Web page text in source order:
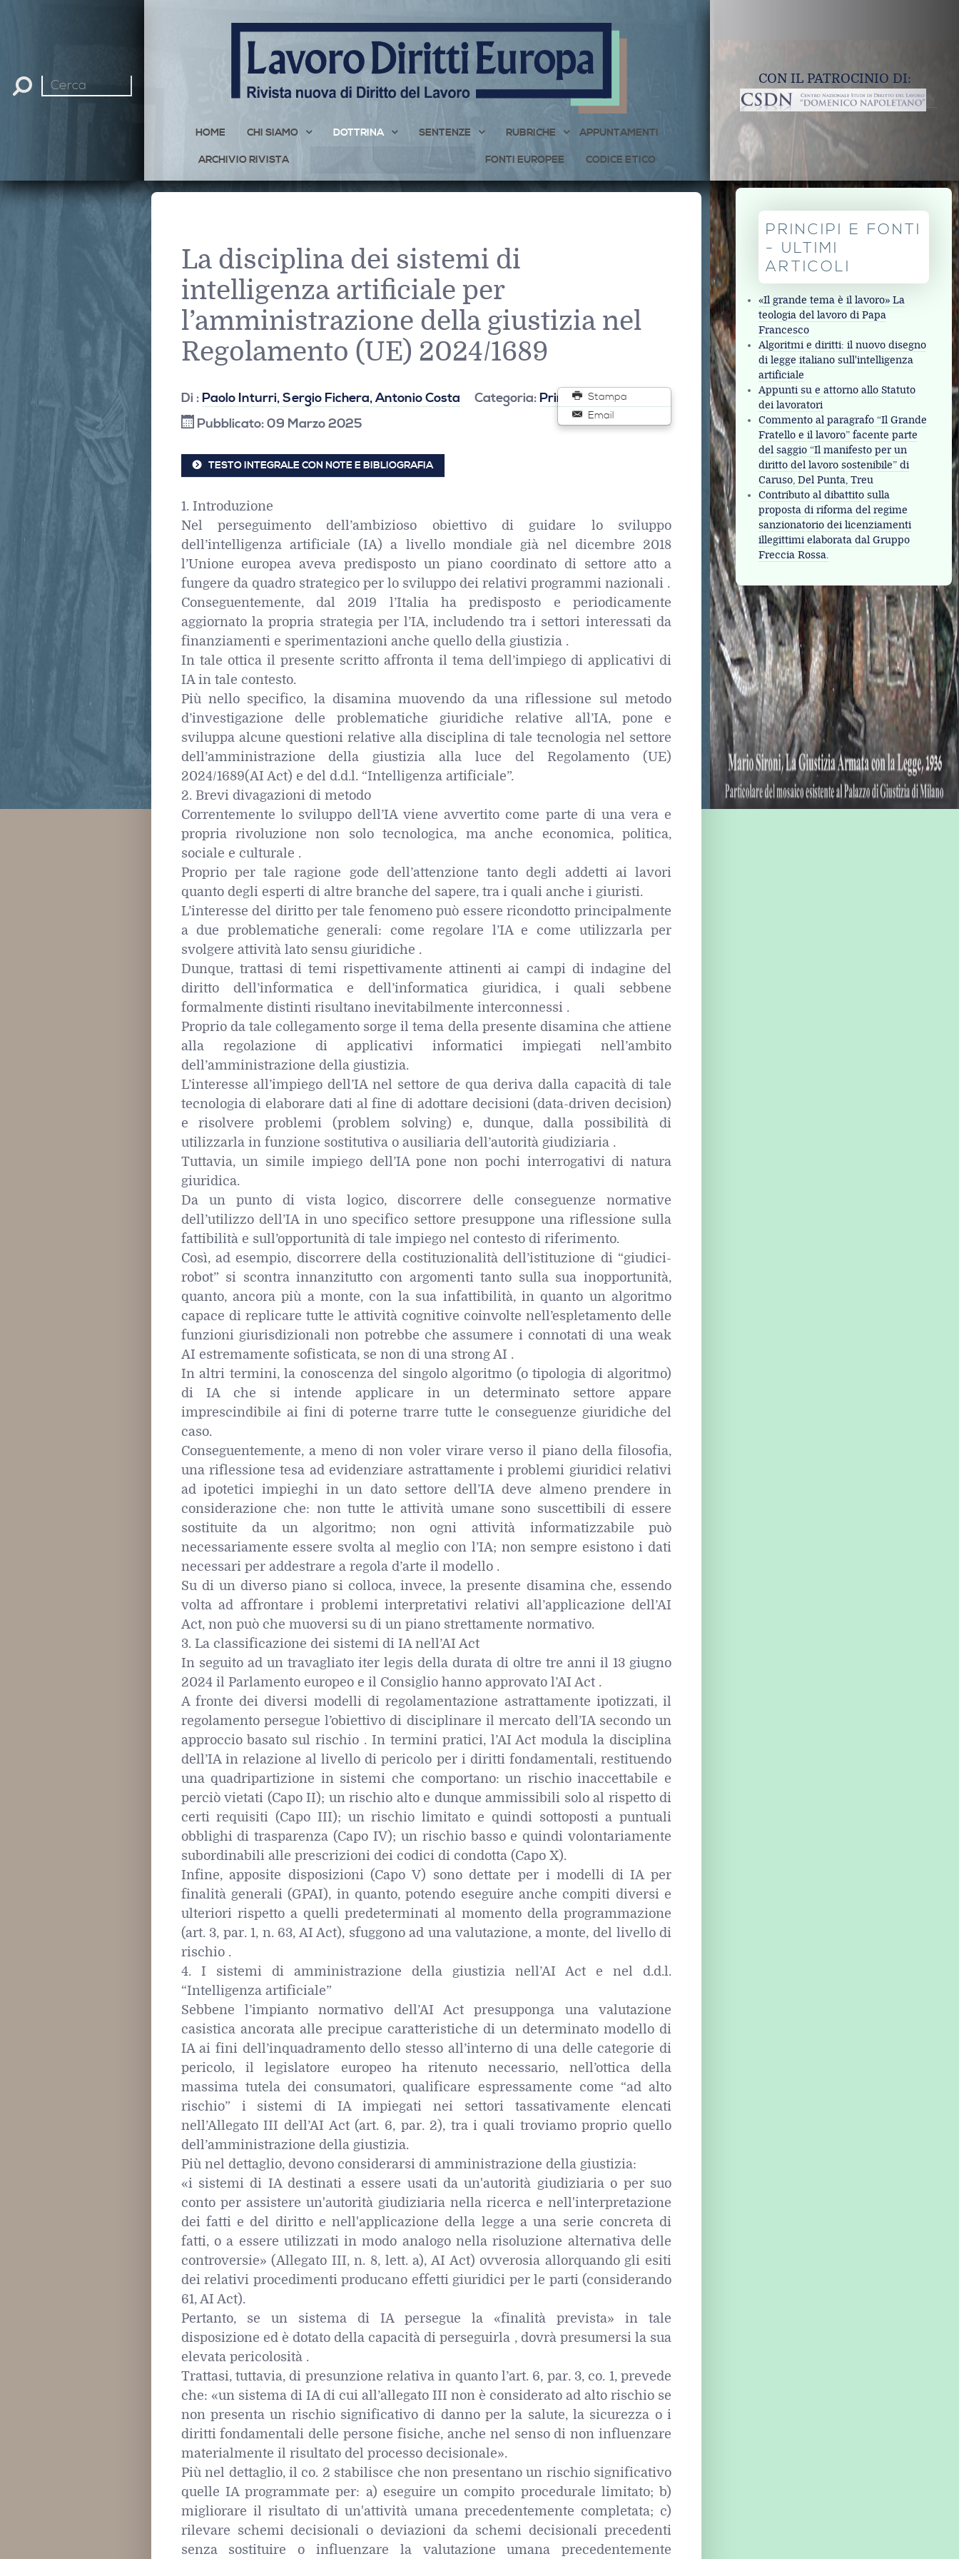
Cerca
nel
HOME CHI SIAMO DOTTRINA SENTENZE RUBRICHE APPUNTAMENTI
ARCHIVIO RIVISTA FONTI EUROPEE CODICE ETICO
CON IL PATROCINIO DI:
La disciplina dei sistemi di
intelligenza artificiale per
l’amministrazione della giustizia nel
Regolamento (UE) 2024/1689
Stampa
Email
Di :Paolo Inturri, Sergio Fichera, Antonio Costa Categoria:Principi e fonti
Pubblicato: 09 Marzo 2025
TESTO INTEGRALE CON NOTE E BIBLIOGRAFIA
1. Introduzione
Nel perseguimento dell’ambizioso obiettivo di guidare lo sviluppo
dell’intelligenza artificiale (IA) a livello mondiale già nel dicembre 2018
l’Unione europea aveva predisposto un piano coordinato di settore atto a
fungere da quadro strategico per lo sviluppo dei relativi programmi nazionali .
Conseguentemente, dal 2019 l’Italia ha predisposto e periodicamente
aggiornato la propria strategia per l’IA, includendo tra i settori interessati da
finanziamenti e sperimentazioni anche quello della giustizia .
In tale ottica il presente scritto affronta il tema dell’impiego di applicativi di
IA in tale contesto.
Più nello specifico, la disamina muovendo da una riflessione sul metodo
d’investigazione delle problematiche giuridiche relative all’IA, pone e
sviluppa alcune questioni relative alla disciplina di tale tecnologia nel settore
dell’amministrazione della giustizia alla luce del Regolamento (UE)
2024/1689(AI Act) e del d.d.l. “Intelligenza artificiale”.
2. Brevi divagazioni di metodo
Correntemente lo sviluppo dell’IA viene avvertito come parte di una vera e
propria rivoluzione non solo tecnologica, ma anche economica, politica,
sociale e culturale .
Proprio per tale ragione gode dell’attenzione tanto degli addetti ai lavori
quanto degli esperti di altre branche del sapere, tra i quali anche i giuristi.
L’interesse del diritto per tale fenomeno può essere ricondotto principalmente
a due problematiche generali: come regolare l’IA e come utilizzarla per
svolgere attività lato sensu giuridiche .
Dunque, trattasi di temi rispettivamente attinenti ai campi di indagine del
diritto dell’informatica e dell’informatica giuridica, i quali sebbene
formalmente distinti risultano inevitabilmente interconnessi .
Proprio da tale collegamento sorge il tema della presente disamina che attiene
alla regolazione di applicativi informatici impiegati nell’ambito
dell’amministrazione della giustizia.
L’interesse all’impiego dell’IA nel settore de qua deriva dalla capacità di tale
tecnologia di elaborare dati al fine di adottare decisioni (data-driven decision)
e risolvere problemi (problem solving) e, dunque, dalla possibilità di
utilizzarla in funzione sostitutiva o ausiliaria dell’autorità giudiziaria .
Tuttavia, un simile impiego dell’IA pone non pochi interrogativi di natura
giuridica.
Da un punto di vista logico, discorrere delle conseguenze normative
dell’utilizzo dell’IA in uno specifico settore presuppone una riflessione sulla
fattibilità e sull’opportunità di tale impiego nel contesto di riferimento.
Così, ad esempio, discorrere della costituzionalità dell’istituzione di “giudici-
robot” si scontra innanzitutto con argomenti tanto sulla sua inopportunità,
quanto, ancora più a monte, con la sua infattibilità, in quanto un algoritmo
capace di replicare tutte le attività cognitive coinvolte nell’espletamento delle
funzioni giurisdizionali non potrebbe che assumere i connotati di una weak
AI estremamente sofisticata, se non di una strong AI .
In altri termini, la conoscenza del singolo algoritmo (o tipologia di algoritmo)
di IA che si intende applicare in un determinato settore appare
imprescindibile ai fini di poterne trarre tutte le conseguenze giuridiche del
caso.
Conseguentemente, a meno di non voler virare verso il piano della filosofia,
una riflessione tesa ad evidenziare astrattamente i problemi giuridici relativi
ad ipotetici impieghi in un dato settore dell’IA deve almeno prendere in
considerazione che: non tutte le attività umane sono suscettibili di essere
sostituite da un algoritmo; non ogni attività informatizzabile può
necessariamente essere svolta al meglio con l’IA; non sempre esistono i dati
necessari per addestrare a regola d’arte il modello .
Su di un diverso piano si colloca, invece, la presente disamina che, essendo
volta ad affrontare i problemi interpretativi relativi all’applicazione dell’AI
Act, non può che muoversi su di un piano strettamente normativo.
3. La classificazione dei sistemi di IA nell’AI Act
In seguito ad un travagliato iter legis della durata di oltre tre anni il 13 giugno
2024 il Parlamento europeo e il Consiglio hanno approvato l’AI Act .
A fronte dei diversi modelli di regolamentazione astrattamente ipotizzati, il
regolamento persegue l’obiettivo di disciplinare il mercato dell’IA secondo un
approccio basato sul rischio . In termini pratici, l’AI Act modula la disciplina
dell’IA in relazione al livello di pericolo per i diritti fondamentali, restituendo
una quadripartizione in sistemi che comportano: un rischio inaccettabile e
perciò vietati (Capo II); un rischio alto e dunque ammissibili solo al rispetto di
certi requisiti (Capo III); un rischio limitato e quindi sottoposti a puntuali
obblighi di trasparenza (Capo IV); un rischio basso e quindi volontariamente
subordinabili alle prescrizioni dei codici di condotta (Capo X).
Infine, apposite disposizioni (Capo V) sono dettate per i modelli di IA per
finalità generali (GPAI), in quanto, potendo eseguire anche compiti diversi e
ulteriori rispetto a quelli predeterminati al momento della programmazione
(art. 3, par. 1, n. 63, AI Act), sfuggono ad una valutazione, a monte, del livello di
rischio .
4. I sistemi di amministrazione della giustizia nell’AI Act e nel d.d.l.
“Intelligenza artificiale”
Sebbene l’impianto normativo dell’AI Act presupponga una valutazione
casistica ancorata alle precipue caratteristiche di un determinato modello di
IA ai fini dell’inquadramento dello stesso all’interno di una delle categorie di
pericolo, il legislatore europeo ha ritenuto necessario, nell’ottica della
massima tutela dei consumatori, qualificare espressamente come “ad alto
rischio” i sistemi di IA impiegati nei settori tassativamente elencati
nell’Allegato III dell’AI Act (art. 6, par. 2), tra i quali troviamo proprio quello
dell’amministrazione della giustizia.
Più nel dettaglio, devono considerarsi di amministrazione della giustizia:
«i sistemi di IA destinati a essere usati da un'autorità giudiziaria o per suo
conto per assistere un'autorità giudiziaria nella ricerca e nell'interpretazione
dei fatti e del diritto e nell'applicazione della legge a una serie concreta di
fatti, o a essere utilizzati in modo analogo nella risoluzione alternativa delle
controversie» (Allegato III, n. 8, lett. a), AI Act) ovverosia allorquando gli esiti
dei relativi procedimenti producano effetti giuridici per le parti (considerando
61, AI Act).
Pertanto, se un sistema di IA persegue la «finalità prevista» in tale
disposizione ed è dotato della capacità di perseguirla , dovrà presumersi la sua
elevata pericolosità .
Trattasi, tuttavia, di presunzione relativa in quanto l’art. 6, par. 3, co. 1, prevede
che: «un sistema di IA di cui all’allegato III non è considerato ad alto rischio se
non presenta un rischio significativo di danno per la salute, la sicurezza o i
diritti fondamentali delle persone fisiche, anche nel senso di non influenzare
materialmente il risultato del processo decisionale».
Più nel dettaglio, il co. 2 stabilisce che non presentano un rischio significativo
quelle IA programmate per: a) eseguire un compito procedurale limitato; b)
migliorare il risultato di un'attività umana precedentemente completata; c)
rilevare schemi decisionali o deviazioni da schemi decisionali precedenti
senza sostituire o influenzare la valutazione umana precedentemente
PRINCIPI E FONTI
- ULTIMI
ARTICOLI
«Il grande tema è il lavoro» La
teologia del lavoro di Papa
Francesco
Algoritmi e diritti: il nuovo disegno
di legge italiano sull'intelligenza
artificiale
Appunti su e attorno allo Statuto
dei lavoratori
Commento al paragrafo “Il Grande
Fratello e il lavoro” facente parte
del saggio “Il manifesto per un
diritto del lavoro sostenibile” di
Caruso, Del Punta, Treu
Contributo al dibattito sulla
proposta di riforma del regime
sanzionatorio dei licenziamenti
illegittimi elaborata dal Gruppo
Freccia Rossa.